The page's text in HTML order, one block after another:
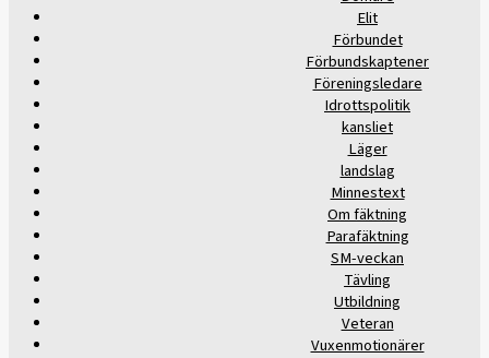
Elit
Förbundet
Förbundskaptener
Föreningsledare
Idrottspolitik
kansliet
Läger
landslag
Minnestext
Om fäktning
Parafäktning
SM-veckan
Tävling
Utbildning
Veteran
Vuxenmotionärer